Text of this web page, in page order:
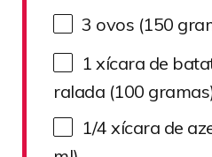
3 ovos (150
1 xícara de
ralada (100
1/4 xícara de